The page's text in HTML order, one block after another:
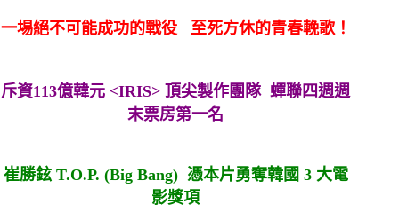
一埸絕不可能成功的戰役 至死方休的青春輓歌！
斥資113億韓元 <IRIS> 頂尖製作團隊蟬聯四週週
末票房第一名
崔勝鉉 T.O.P. (Big Bang) 憑本片勇奪韓國 3 大電
影獎項